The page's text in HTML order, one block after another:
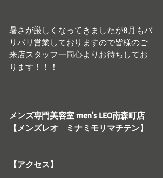
暑さが厳しくなってきましたが8月もバ
リバリ営業しておりますので皆様のご
来店スタッフ一同心よりお待ちしてお
ります！！！
メンズ専門美容室 men's LEO南森町店
【メンズレオ　ミナミモリマチテン】
【アクセス】